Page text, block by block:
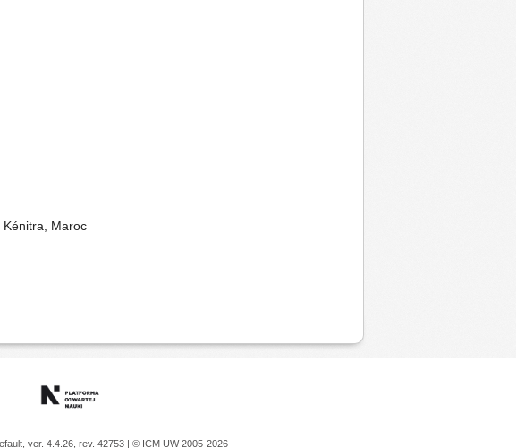
Kénitra, Maroc
ver. 4.4.26, rev. 42753 | © ICM UW 2005-2026